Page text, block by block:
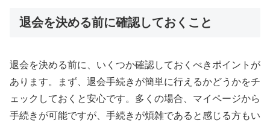
退会を決める前に確認しておくこと
退会を決める前に、いくつか確認しておくべきポイントが
あります。まず、退会手続きが簡単に行えるかどうかをチ
ェックしておくと安心です。多くの場合、マイページから
手続きが可能ですが、手続きが煩雑であると感じる方もい